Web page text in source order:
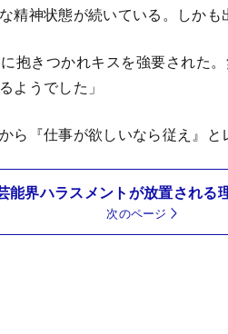
精神状態が続いている。しかも
抱きつかれキスを強要された
ようでした」
ら『仕事が欲しいなら従え』と
能界ハラスメントが放置される
次のページ